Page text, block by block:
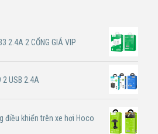
2.4A 2 CỔNG GIÁ VIP
USB 2.4A
điều khiển trên xe hơi Hoco